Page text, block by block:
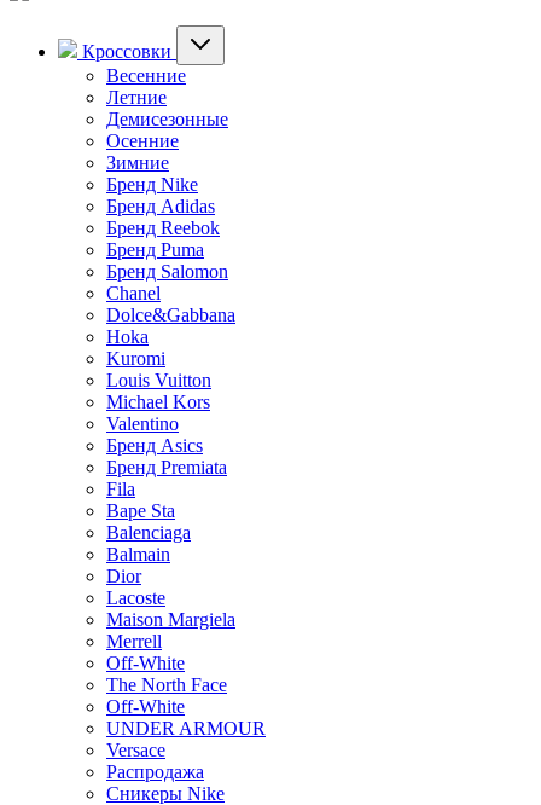
Кроссовки
Весенние
Летние
Демисезонные
Осенние
Зимние
Бренд Nike
Бренд Adidas
Бренд Reebok
Бренд Puma
Бренд Salomon
Chanel
Dolce&Gabbana
Hoka
Kuromi
Louis Vuitton
Michael Kors
Valentino
Бренд Asics
Бренд Premiata
Fila
Bape Sta
Balenciaga
Balmain
Dior
Lacoste
Maison Margiela
Merrell
Off-White
The North Face
Off-White
UNDER ARMOUR
Versace
Распродажа
Сникеры Nike